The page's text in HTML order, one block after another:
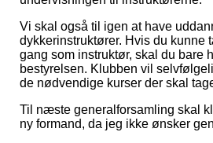
Vi skal også til igen at have
dykkerinstruktører. Hvis du kunne
gang som instruktør, skal du bare
bestyrelsen. Klubben vil
de nødvendige kurser der skal
Til næste generalforsamling skal
ny formand, da jeg ikke ønsker